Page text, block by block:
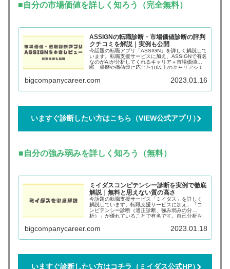
■自分の市場価値を詳しく知ろう（完全無料）
ASSIGNの転職診断・市場価値診断の評判
クチコミを解説｜実例も公開
今話題の転職アプリ「ASSIGN」を詳しく解説して
います。転職支援サービスに加え、ASSIGNで有名
なのがAIが分析してくれるキャリア＋市場価値診
断。経歴や価値観に応じた10以上のキャリアシナ
職支援サービスです。
bigcompanycareer.com 2023.01.16
いますぐ診断したい方はこちら（VIEW公式アプリ）
■自分の強み弱みを詳しく知ろう（無料）
ミイダスコンピテンシー診断を実例で徹底
解説｜無料と思えない質の高さ
今話題の転職支援サービス「ミイダス」を詳しく
解説しています。転職支援サービスに加え、「コ
ンピテンシー診断（適正診断、強み弱みの分
析）」が優れていることで有名です。自己分析を
方にぴったりのサービスです。
bigcompanycareer.com 2023.01.18
いますぐ診断したい方はコチラ（ミイダス公式HP）